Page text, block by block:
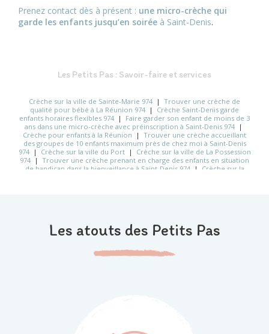
Prenez contact dès à présent : une micro-crèche qui
garde les enfants jusqu’en soirée à Saint-Denis.
Les Petits Pas : Savoir-faire et services
Crèche sur la ville de Sainte-Marie 974 | Trouver une crèche de
qualité pour bébé à La Réunion 974 | Crèche Saint-Denis garde
enfants horaires flexibles 974 | Faire garder son enfant de moins de 3
ans dans une micro-crèche avec préinscription à Saint-Denis 974 |
Crèche pour enfants à la Réunion | Trouver une crèche accueillant
des groupes de 10 enfants maximum près de chez moi à Saint-Denis
974| Crèche sur la ville du Port| Crèche sur la ville de La Possession
974 | Trouver une crèche prenant en charge des enfants en situation
de handicap dans la bienveillance à Saint-Denis 974 | Crèche sur la
Les atouts des Petits Pas